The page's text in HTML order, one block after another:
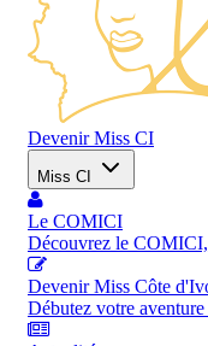
Devenir Miss CI
Miss CI
Le COMICI
Découvrez le
Devenir Miss Côte
Débutez votre